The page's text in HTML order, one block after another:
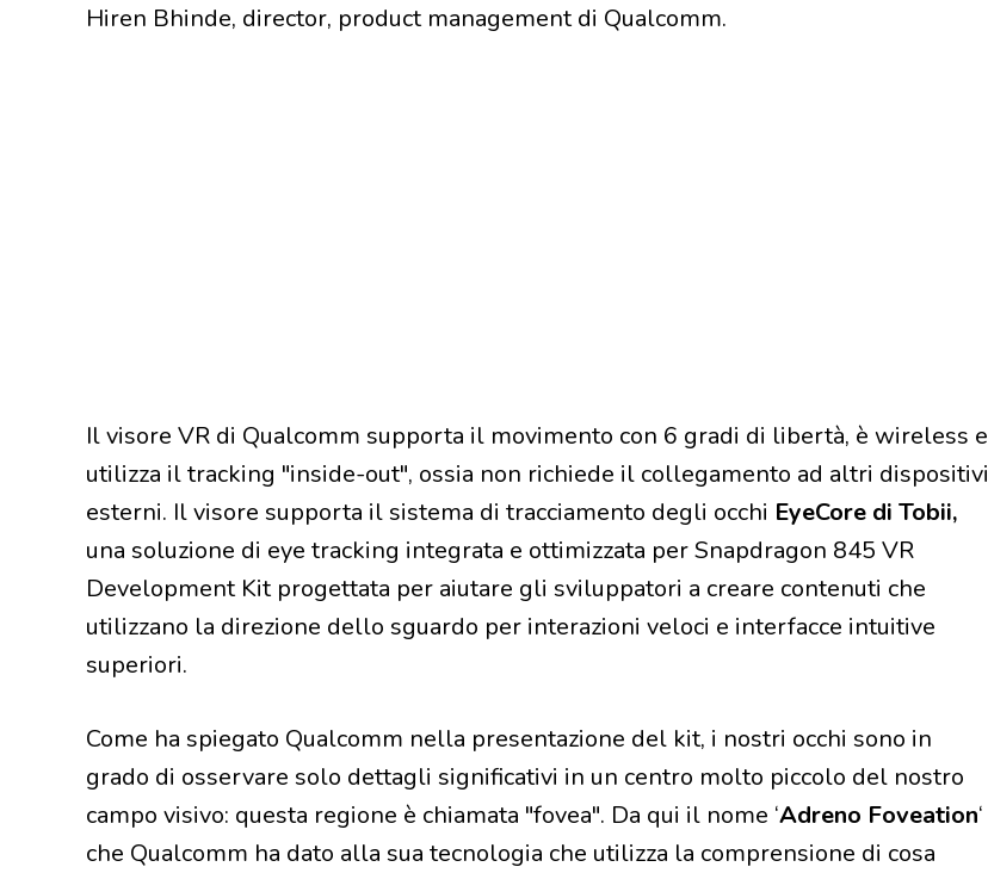
Hiren Bhinde, director, product management di Qualcomm.
Il visore VR di Qualcomm supporta il movimento con 6 gradi di libertà, è wireless e
utilizza il tracking "inside-out", ossia non richiede il collegamento ad altri dispositivi
esterni. Il visore supporta il sistema di tracciamento degli occhi EyeCore di Tobii,
una soluzione di eye tracking integrata e ottimizzata per Snapdragon 845 VR
Development Kit progettata per aiutare gli sviluppatori a creare contenuti che
utilizzano la direzione dello sguardo per interazioni veloci e interfacce intuitive
superiori.
Come ha spiegato Qualcomm nella presentazione del kit, i nostri occhi sono in
grado di osservare solo dettagli significativi in un centro molto piccolo del nostro
campo visivo: questa regione è chiamata "fovea". Da qui il nome ‘Adreno Foveation‘
che Qualcomm ha dato alla sua tecnologia che utilizza la comprensione di cosa